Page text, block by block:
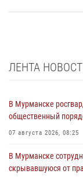
ЛЕНТА
В Мурманске
общественный
07 августа 2026, 08:25
В Мурманске
скрывавшуюся от